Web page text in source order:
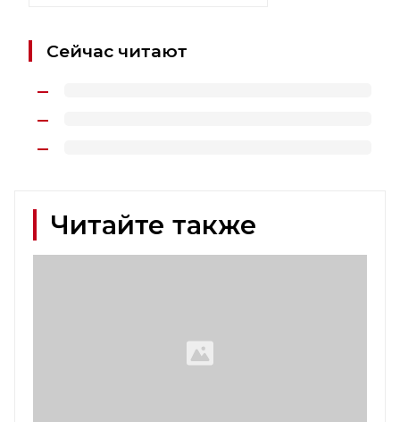
Сейчас читают
Читайте также